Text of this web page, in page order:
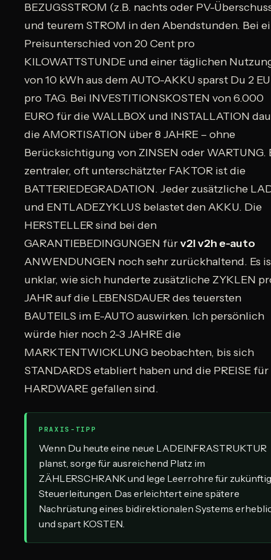
BEZUGSSTROM (z.B. nachts oder PV-
und teurem STROM in den Abendstunden. Bei
Preisunterschied von 20 Cent pro
KILOWATTSTUNDE und einer täglichen
von 10 kWh aus dem AUTO-AKKU sparst Du 2
pro TAG. Bei INVESTITIONSKOSTEN von 6.000
EURO für die WALLBOX und INSTALLATION
die AMORTISATION über 8 JAHRE – ohne
Berücksichtigung von ZINSEN oder WARTUNG.
zentraler, oft unterschätzter FAKTOR ist die
BATTERIEDEGRADATION. Jeder zusätzliche
und ENTLADEZYKLUS belastet den AKKU. Die
HERSTELLER sind bei den
GARANTIEBEDINGUNGEN fürv2l v2h e-auto
ANWENDUNGEN noch sehr zurückhaltend. Es
unklar, wie sich hunderte zusätzliche ZYKLEN
JAHR auf die LEBENSDAUER des teuersten
BAUTEILS im E-AUTO auswirken. Ich persönlich
würde hier noch 2-3 JAHRE die
MARKTENTWICKLUNG beobachten, bis sich
STANDARDS etabliert haben und die PREISE
HARDWARE gefallen sind.
PRAXIS-TIPP
Wenn Du heute eine neue LADEINFRASTRUKTUR
planst, sorge für ausreichend Platz im
ZÄHLERSCHRANK und lege Leerrohre für
Steuerleitungen. Das erleichtert eine spätere
Nachrüstung eines bidirektionalen Systems
und spart KOSTEN.